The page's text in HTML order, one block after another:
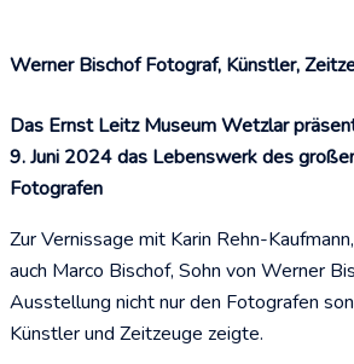
Werner Bischof Fotograf, Künstler,
Das Ernst Leitz Museum Wetzlar
9. Juni 2024 das Lebenswerk des
Fotografen
Zur Vernissage mit Karin Rehn-
auch Marco Bischof, Sohn von Werner
Ausstellung nicht nur den Fotografen
Künstler und Zeitzeuge zeigte.